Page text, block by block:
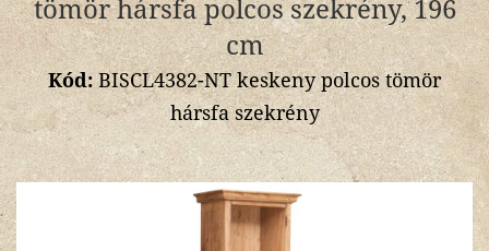
tömör hársfa polcos szekrény, 196
cm
Kód: BISCL4382-NT keskeny polcos tömör
hársfa szekrény